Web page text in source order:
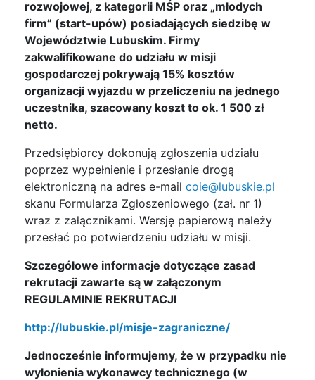
rozwojowej, z kategorii MŚP oraz „młodych
firm” (start-upów) posiadających siedzibę w
Województwie Lubuskim. Firmy
zakwalifikowane do udziału w misji
gospodarczej pokrywają 15% kosztów
organizacji wyjazdu w przeliczeniu na jednego
uczestnika, szacowany koszt to ok. 1 500 zł
netto.
Przedsiębiorcy dokonują zgłoszenia udziału
poprzez wypełnienie i przesłanie drogą
elektroniczną na adres e-mail coie@lubuskie.pl
skanu Formularza Zgłoszeniowego (zał. nr 1)
wraz z załącznikami. Wersję papierową należy
przesłać po potwierdzeniu udziału w misji.
Szczegółowe informacje dotyczące zasad
rekrutacji zawarte są w załączonym
REGULAMINIE REKRUTACJI
http://lubuskie.pl/misje-zagraniczne/
Jednocześnie informujemy, że w przypadku nie
wyłonienia wykonawcy technicznego (w